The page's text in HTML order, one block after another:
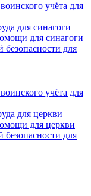
учёта для
для синагоги
для синагоги
для
учёта для
для церкви
для церкви
для